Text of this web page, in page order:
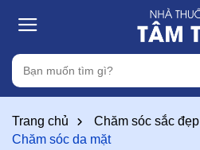
Tìm
kiếm:
Trang chủ Chăm sóc sắc đẹp
Chăm sóc da mặt